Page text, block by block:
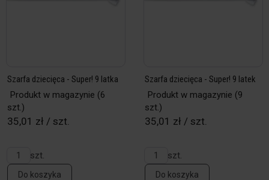
Szarfa dziecięca - Super! 9 latka
Produkt w magazynie (6
szt.)
35,01 zł / szt.
szt.
Do koszyka
Szarfa dziecięca - Super! 9 latek
Produkt w magazynie (9
szt.)
35,01 zł / szt.
szt.
Do koszyka